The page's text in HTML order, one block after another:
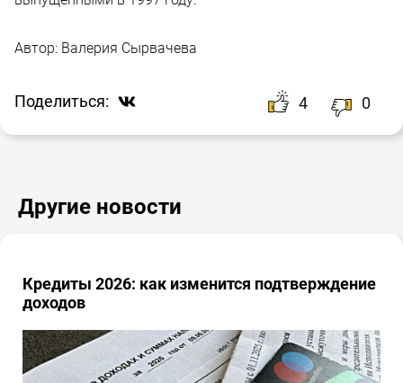
Автор: Валерия Сырвачева
Поделиться: 4 0
Другие новости
Кредиты 2026: как изменится подтверждение
доходов